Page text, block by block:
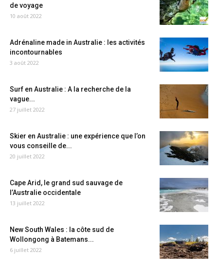
de voyage
10 août 2022
Adrénaline made in Australie : les activités
incontournables
3 août 2022
Surf en Australie : A la recherche de la
vague...
27 juillet 2022
Skier en Australie : une expérience que l’on
vous conseille de...
20 juillet 2022
Cape Arid, le grand sud sauvage de
l’Australie occidentale
13 juillet 2022
New South Wales : la côte sud de
Wollongong à Batemans...
6 juillet 2022